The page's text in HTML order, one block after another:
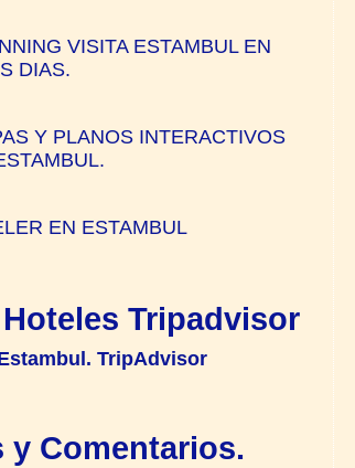
VISITA ESTAMBUL EN
DIAS.
Y PLANOS INTERACTIVOS
EN ESTAMBUL
Tripadvisor
TripAdvisor
y Comentarios.